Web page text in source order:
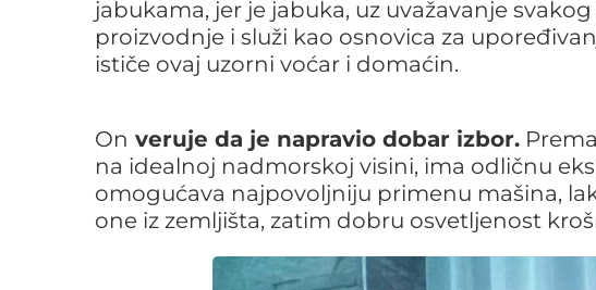
jabukama, jer je jabuka, uz uvažavanje
proizvodnje i služi kao osnovica za
ističe ovaj uzorni voćar i domaćin.
On veruje da je napravio dobar izbor.
na idealnoj nadmorskoj visini, ima odličnu
omogućava najpovoljniju primenu mašina,
one iz zemljišta, zatim dobru osvetljenost